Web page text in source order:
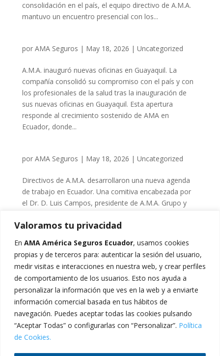
Valoramos tu privacidad
En AMA América Seguros Ecuador, usamos cookies
propias y de terceros para: autenticar la sesión del usuario,
medir visitas e interacciones en nuestra web, y crear perfiles
de comportamiento de los usuarios. Esto nos ayuda a
personalizar la información que ves en la web y a enviarte
información comercial basada en tus hábitos de
navegación. Puedes aceptar todas las cookies pulsando
“Aceptar Todas” o configurarlas con “Personalizar”. Política
de Cookies.
consolidación en el país, el equipo directivo de A.M.A.
mantuvo un encuentro presencial con los...
por AMA Seguros | May 18, 2026 | Uncategorized
A.M.A. inauguró nuevas oficinas en Guayaquil. La
compañía consolidó su compromiso con el país y con
los profesionales de la salud tras la inauguración de
sus nuevas oficinas en Guayaquil. Esta apertura
responde al crecimiento sostenido de AMA en
Ecuador, donde...
por AMA Seguros | May 18, 2026 | Uncategorized
Directivos de A.M.A. desarrollaron una nueva agenda
de trabajo en Ecuador. Una comitiva encabezada por
el Dr. D. Luis Campos, presidente de A.M.A. Grupo y
D. Luis Alberto Calvo, vicepresidente primero; D.
« Entradas más antiguas
Recent Posts